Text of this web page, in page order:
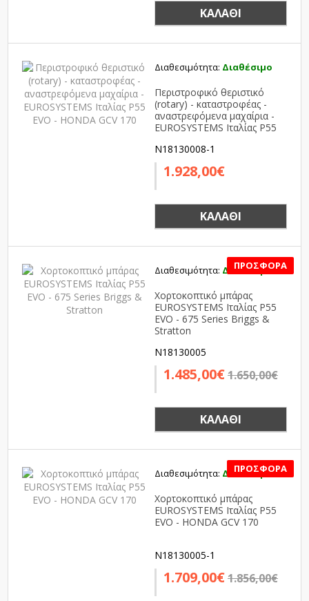
ΚΑΛΆΘΙ
Διαθεσιμότητα: Διαθέσιμο
Περιστροφικό θεριστικό
(rotary) - καταστροφέας -
αναστρεφόμενα μαχαίρια -
EUROSYSTEMS Ιταλίας P55
N18130008-1
1.928,00€
ΚΑΛΆΘΙ
Διαθεσιμότητα: Διαθέσιμο
Χορτοκοπτικό μπάρας
EUROSYSTEMS Ιταλίας P55
EVO - 675 Series Briggs &
Stratton
N18130005
1.485,00€1.650,00€
ΚΑΛΆΘΙ
Διαθεσιμότητα: Διαθέσιμο
Χορτοκοπτικό μπάρας
EUROSYSTEMS Ιταλίας P55
EVO - HONDA GCV 170
N18130005-1
1.709,00€1.856,00€